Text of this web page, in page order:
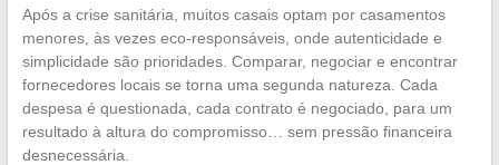
Após a crise sanitária, muitos casais optam por casamentos
menores, às vezes eco-responsáveis, onde autenticidade e
simplicidade são prioridades. Comparar, negociar e encontrar
fornecedores locais se torna uma segunda natureza. Cada
despesa é questionada, cada contrato é negociado, para um
resultado à altura do compromisso… sem pressão financeira
desnecessária.